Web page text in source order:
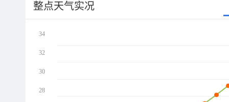
整点天气实况
34
32
30
28